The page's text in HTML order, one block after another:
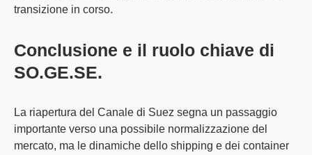
transizione in corso.
Conclusione e il ruolo chiave di
SO.GE.SE.
La riapertura del Canale di Suez segna un passaggio
importante verso una possibile normalizzazione del
mercato, ma le dinamiche dello shipping e dei container